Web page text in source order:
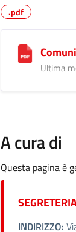
.pdf
Ultima
A cura di
Questa pagina è
INDIRIZZO: